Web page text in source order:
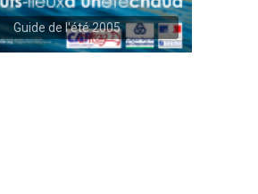
Guide de l'été 2005